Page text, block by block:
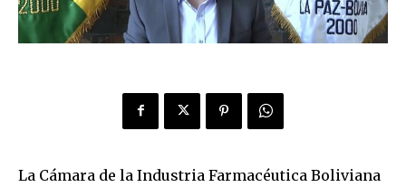
La Cámara de la Industria Farmacéutica Boliviana